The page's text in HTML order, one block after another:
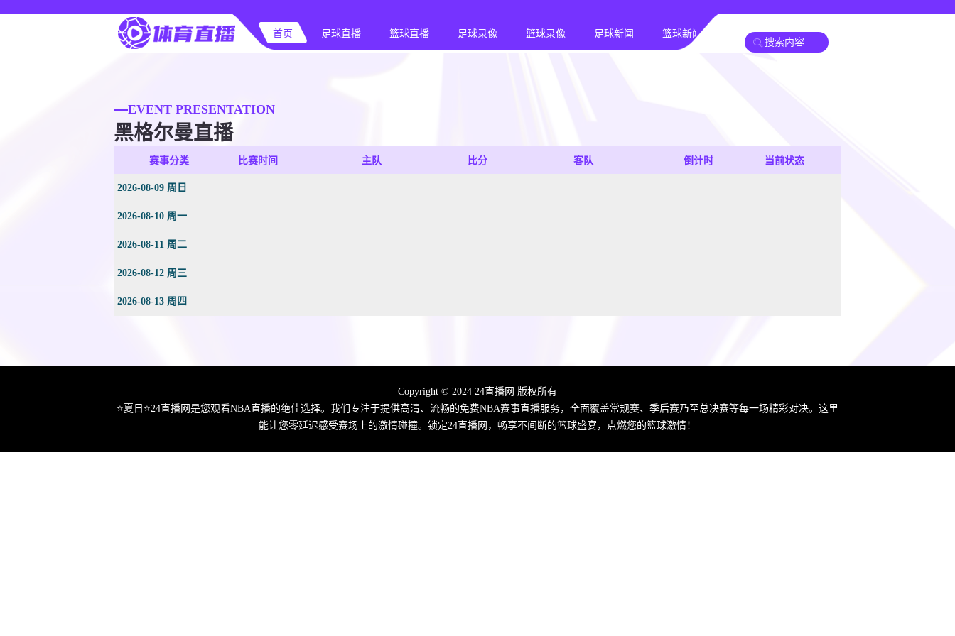
首页 足球直播 篮球直播 足球录像 篮球录像 足球新闻 篮球新闻
EVENT PRESENTATION
黑格尔曼直播
赛事分类 比赛时间 主队 比分 客队 倒计时 当前状态
2026-08-09 周日
2026-08-10 周一
2026-08-11 周二
2026-08-12 周三
2026-08-13 周四
Copyright © 2024 24直播网 版权所有
⭐️夏日⭐24直播网是您观看NBA直播的绝佳选择。我们专注于提供高清、流畅的免费NBA赛事直播服务，全面覆盖常规赛、季后赛乃至总决赛等每一场精彩对决。这里
能让您零延迟感受赛场上的激情碰撞。锁定24直播网，畅享不间断的篮球盛宴，点燃您的篮球激情！